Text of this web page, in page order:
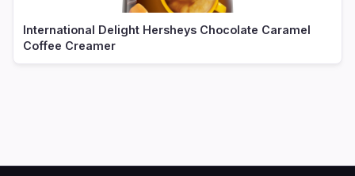
International Delight Hersheys Chocolate Caramel
Coffee Creamer